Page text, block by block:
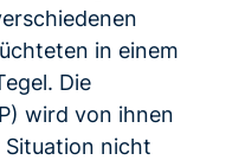
in einem
Die
wird von ihnen
Situation nicht